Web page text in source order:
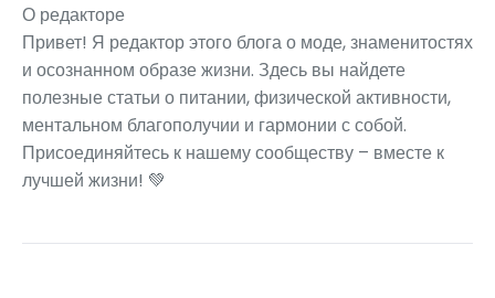
О редакторе
Привет! Я редактор этого блога о моде, знаменитостях
и осознанном образе жизни. Здесь вы найдете
полезные статьи о питании, физической активности,
ментальном благополучии и гармонии с собой.
Присоединяйтесь к нашему сообществу – вместе к
лучшей жизни! 💚